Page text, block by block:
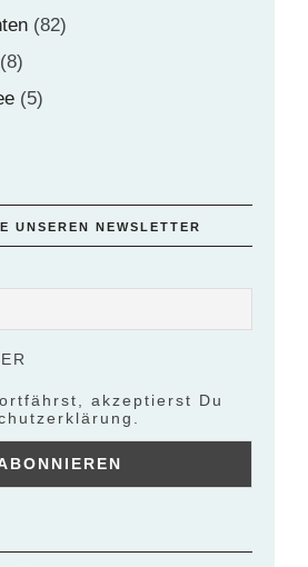
(82)
(8)
(5)
UNSEREN NEWSLETTER
akzeptierst Du